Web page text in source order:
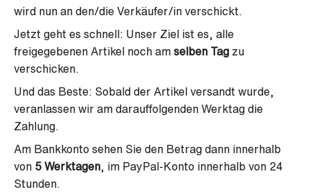
wird nun an den/die Verkäufer/in verschickt.
Jetzt geht es schnell: Unser Ziel ist es, alle
freigegebenen Artikel noch am selben Tag zu
verschicken.
Und das Beste: Sobald der Artikel versandt wurde,
veranlassen wir am darauffolgenden Werktag die
Zahlung.
Am Bankkonto sehen Sie den Betrag dann innerhalb
von 5 Werktagen , im PayPal-Konto innerhalb von 24
Stunden.